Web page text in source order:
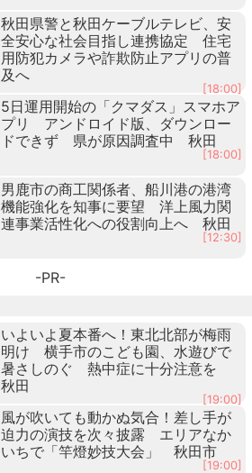
秋田県警と秋田ケーブルテレビ、安
全安心な社会目指し連携協定 住宅
用防犯カメラや詐欺防止アプリの普
及へ
[18:00]
5日運用開始の「クマダス」スマホア
プリ アンドロイド版、ダウンロー
ドできず 県が原因調査中 秋田
[18:00]
男鹿市の商工関係者、船川港の港湾
機能強化を知事に要望 洋上風力関
連事業活性化への役割向上へ 秋田
[12:30]
-PR-
いよいよ夏本番へ！東北北部が梅雨
明け 横手市のこども園、水遊びで
暑さしのぐ 熱中症に十分注意を
秋田
[19:00]
風が吹いても動かぬ気合！差し手が
迫力の演技を次々披露 エリアなか
いちで「竿燈妙技大会」 秋田市
[19:00]